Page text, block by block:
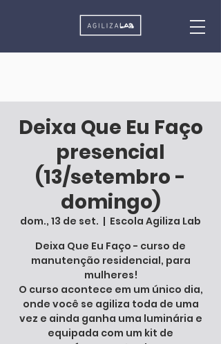
Deixa Que Eu Faço
presencial
(13/setembro -
domingo)
dom., 13 de set.
  |
Escola Agiliza Lab
Deixa Que Eu Faço - curso de
manutenção residencial, para
mulheres!
O curso acontece em um único dia,
onde você se agiliza toda de uma
vez e ainda ganha uma luminária e
equipada com um kit de